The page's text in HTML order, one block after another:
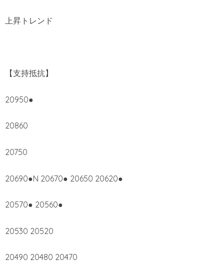
上昇トレンド
【支持抵抗】
20950●
20860
20750
20690●N 20670● 20650 20620●
20570● 20560●
20530 20520
20490 20480 20470